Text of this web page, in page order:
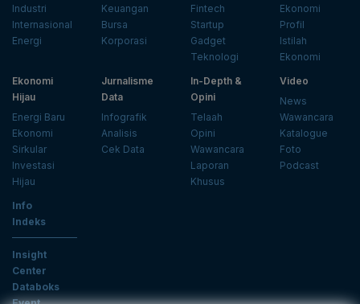
Industri
Internasional
Energi
Keuangan
Bursa
Korporasi
Fintech
Startup
Gadget
Teknologi
Ekonomi
Profil
Istilah
Ekonomi
Ekonomi
Hijau
Energi Baru
Ekonomi
Sirkular
Investasi
Hijau
Jurnalisme
Data
Infografik
Analisis
Cek Data
In-Depth &
Opini
Telaah
Opini
Wawancara
Laporan
Khusus
Video
News
Wawancara
Katalogue
Foto
Podcast
Info
Indeks
Insight
Center
Databoks